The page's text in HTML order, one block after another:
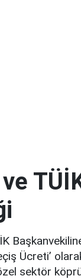
Ücreti’
sektör